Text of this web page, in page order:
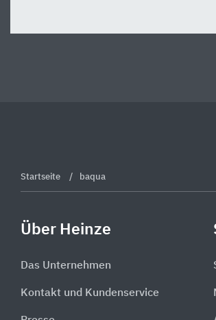
Startseite baqua
Über Heinze
Das Unternehmen
Kontakt und Kundenservice